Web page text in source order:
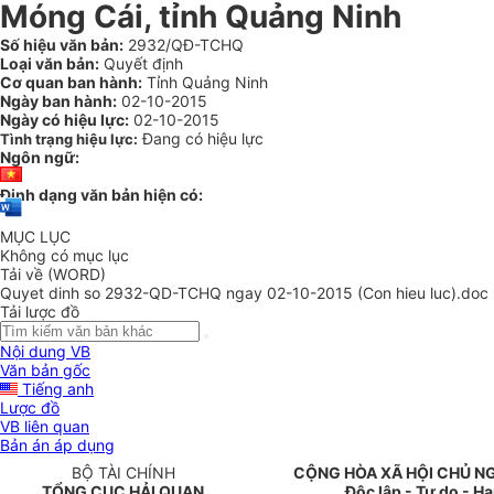
Móng Cái, tỉnh Quảng Ninh
Số hiệu văn bản: 2932/QĐ-TCHQ
Loại văn bản: Quyết định
Cơ quan ban hành: Tỉnh Quảng Ninh
Ngày ban hành: 02-10-2015
Ngày có hiệu lực: 02-10-2015
Tình trạng hiệu lực: Đang có hiệu lực
Ngôn ngữ:
Định dạng văn bản hiện có:
MỤC LỤC
Không có mục lục
Tải về (WORD)
Quyet dinh so 2932-QD-TCHQ ngay 02-10-2015 (Con hieu luc).doc
Tải lược đồ
Nội dung VB
Văn bản gốc
Tiếng anh
Lược đồ
VB liên quan
Bản án áp dụng
BỘ TÀI CHÍNH
CỘNG HÒA XÃ HỘI CHỦ